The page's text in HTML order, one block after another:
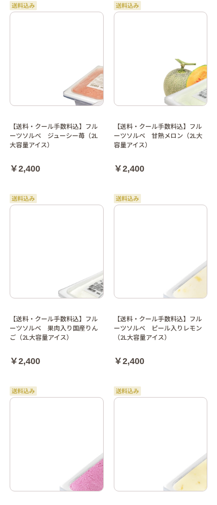
【送料・クール手数料込】フル
ーツソルベ ジューシー苺（2L
大容量アイス）
￥2,400
【送料・クール手数料込】フル
ーツソルベ 甘熟メロン（2L大
容量アイス）
￥2,400
【送料・クール手数料込】フル
ーツソルベ 果肉入り国産りん
ご（2L大容量アイス）
￥2,400
【送料・クール手数料込】フル
ーツソルベ ピール入りレモン
（2L大容量アイス）
￥2,400